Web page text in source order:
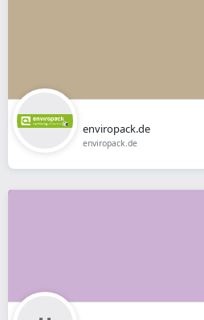
enviropack.de
enviropack.de